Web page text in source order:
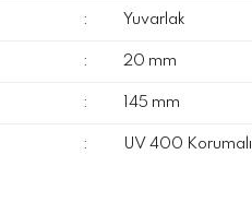
: Yuvarlak
: 20 mm
: 145 mm
: UV 400 Korumalı